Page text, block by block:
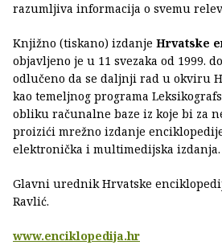
razumljiva informacija o svemu
Knjižno (tiskano) izdanje Hrvatske
objavljeno je u 11 svezaka od 1999.
odlučeno da se daljnji rad u okviru
kao temeljnog programa
obliku računalne baze iz koje bi za
proizići mrežno izdanje
elektronička i multimedijska izdanja.
Glavni urednik Hrvatske
Ravlić.
www.enciklopedija.hr